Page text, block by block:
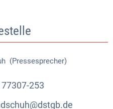
(Pressesprecher)
Alexander Handschuh
253